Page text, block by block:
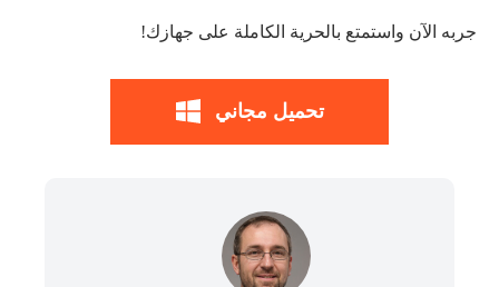
جربه الآن واستمتع بالحرية الكاملة على جهازك!
تحميل مجاني